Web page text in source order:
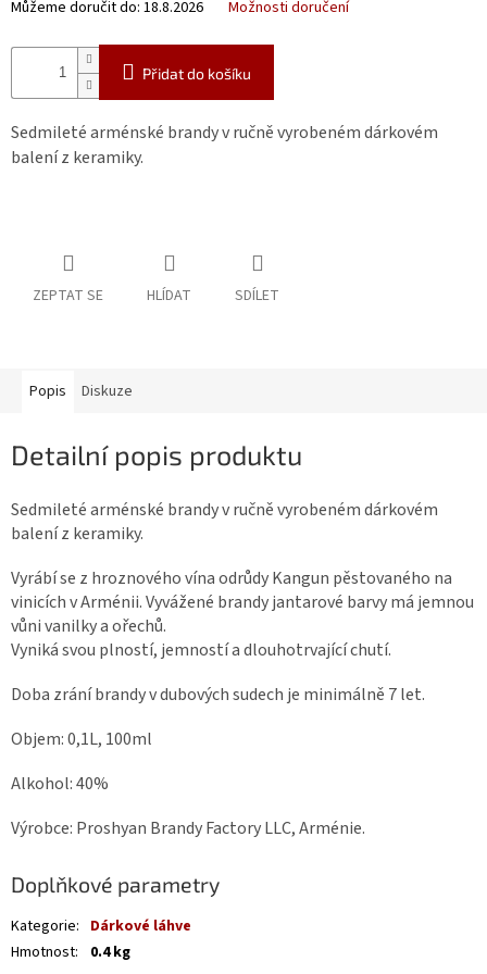
Můžeme doručit do: 18.8.2026 Možnosti doručení
Přidat do košíku
Sedmileté arménské brandy v ručně vyrobeném dárkovém
balení z keramiky.
ZEPTAT SE HLÍDAT SDÍLET
Popis Diskuze
Detailní popis produktu
Sedmileté arménské brandy v ručně vyrobeném dárkovém
balení z keramiky.
Vyrábí se z hroznového vína odrůdy Kangun pěstovaného na
vinicích v Arménii. Vyvážené brandy jantarové barvy má jemnou
vůni vanilky a ořechů.
Vyniká svou plností, jemností a dlouhotrvající chutí.
Doba zrání brandy v dubových sudech je minimálně 7 let.
Objem: 0,1L, 100ml
Alkohol: 40%
Výrobce: Proshyan Brandy Factory LLC, Arménie.
Doplňkové parametry
Kategorie: Dárkové láhve
Hmotnost: 0.4 kg